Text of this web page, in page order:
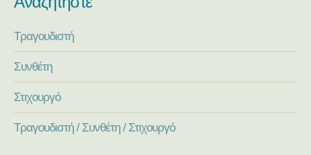
Τραγουδιστή
Συνθέτη
Στιχουργό
Τραγουδιστή / Συνθέτη / Στιχουργό